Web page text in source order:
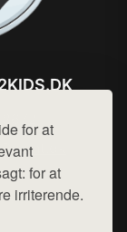
for at
for at
irriterende.
privatlivspolitik